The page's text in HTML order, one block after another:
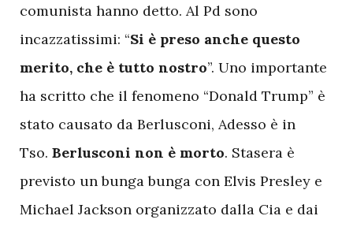
comunista hanno detto. Al Pd sono
incazzatissimi: “Si è preso anche questo
merito, che è tutto nostro”. Uno importante
ha scritto che il fenomeno “Donald Trump” è
stato causato da Berlusconi, Adesso è in
Tso. Berlusconi non è morto. Stasera è
previsto un bunga bunga con Elvis Presley e
Michael Jackson organizzato dalla Cia e dai